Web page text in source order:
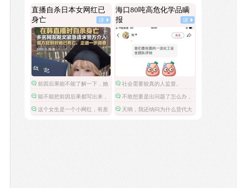
是他太厉害了还是这家公司没有安全管理。
直播自杀日本女网红已
身亡
详
前因后果能不能了解一下，她
被爱豆引导网暴攻击
能不能把前因后果都写出来，
这是在保护施害人吗。
这个女生是一个小网红，有差
海口80吨高危化学品瞒
报
详
社会需要较真的人监督。
不敢想要是出问题了怎么办，
还是瞒报进来的。
天呐，我还纳闷为什么货代大